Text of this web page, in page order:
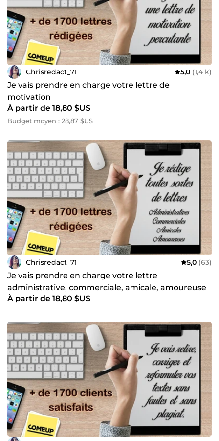
Chrisredact_71 5,0 (1,4 k)
Je vais prendre en charge votre lettre de
motivation
À partir de 18,80 $US
Budget moyen : 28,87 $US
Chrisredact_71 5,0 (63)
Je vais prendre en charge votre lettre
administrative, commerciale, amicale, amoureuse
À partir de 18,80 $US